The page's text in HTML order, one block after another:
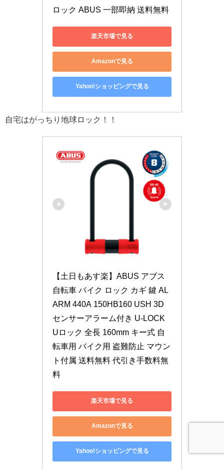
ロック ABUS 一部即納 送料無料
楽天市場で見る
Amazonで見る
Yahoo!ショッピングで見る
自宅はがっちり地球ロック！！
【土日もあす楽】ABUS アブス
自転車 バイク ロック カギ 鍵 AL
ARM 440A 150HB160 USH 3D
センサーアラーム付き U-LOCK
Uロック 全長 160mm キー式 自
転車用 バイク用 盗難防止 マウン
ト付属 送料無料 代引き手数料無
料
楽天市場で見る
Amazonで見る
Yahoo!ショッピングで見る